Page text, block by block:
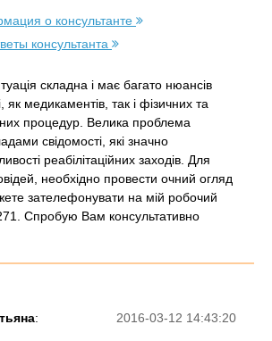
о консультанте
консультанта
складна і має багато нюансів
як медикаментів, так і фізичних та
процедур. Велика проблема
свідомості, які значно
реабілітаційних заходів. Для
необхідно провести очний огляд
зателефонувати на мій робочий
Спробую Вам консультативно
2016-03-12 14:43:20
: